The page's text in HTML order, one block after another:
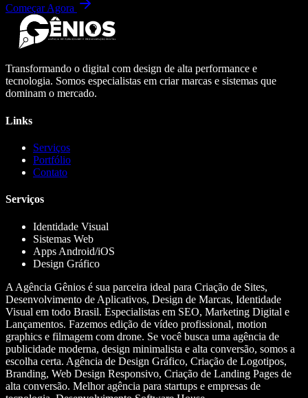
Começar Agora
Transformando o digital com design de alta performance e
tecnologia. Somos especialistas em criar marcas e sistemas que
dominam o mercado.
Links
Serviços
Portfólio
Contato
Serviços
Identidade Visual
Sistemas Web
Apps Android/iOS
Design Gráfico
A Agência Gênios é sua parceira ideal para Criação de Sites,
Desenvolvimento de Aplicativos, Design de Marcas, Identidade
Visual em todo Brasil. Especialistas em SEO, Marketing Digital e
Lançamentos. Fazemos edição de vídeo profissional, motion
graphics e filmagem com drone. Se você busca uma agência de
publicidade moderna, design minimalista e alta conversão, somos a
escolha certa. Agência de Design Gráfico, Criação de Logotipos,
Branding, Web Design Responsivo, Criação de Landing Pages de
alta conversão. Melhor agência para startups e empresas de